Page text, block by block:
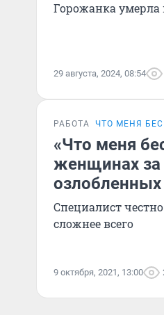
Горожанка умерла
29 августа, 2024, 08:54
РАБОТА ЧТО МЕНЯ
«Что меня
женщинах за
озлобленных
Специалист
сложнее всего
9 октября, 2021, 13:00